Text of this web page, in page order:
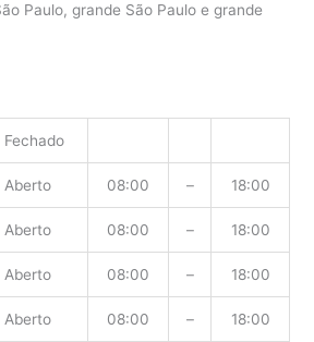
Paulo, grande São Paulo e grande
Fechado
Aberto 08:00 – 18:00
Aberto 08:00 – 18:00
Aberto 08:00 – 18:00
Aberto 08:00 – 18:00